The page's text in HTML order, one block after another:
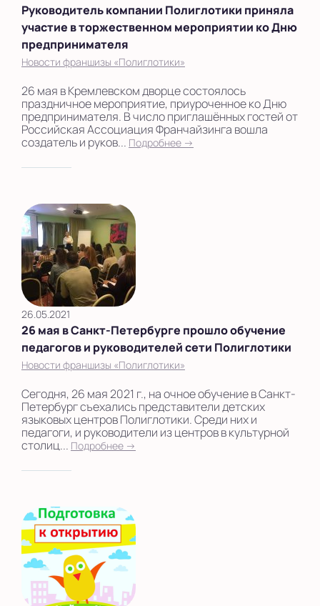
Руководитель компании Полиглотики приняла
участие в торжественном мероприятии ко Дню
предпринимателя
Новости франшизы «Полиглотики»
26 мая в Кремлевском дворце состоялось
праздничное мероприятие, приуроченное ко Дню
предпринимателя. В число приглашённых гостей от
Российская Ассоциация Франчайзинга вошла
создатель и руков... Подробнее →
26.05.2021
26 мая в Санкт-Петербурге прошло обучение
педагогов и руководителей сети Полиглотики
Новости франшизы «Полиглотики»
Сегодня, 26 мая 2021 г., на очное обучение в Санкт-
Петербург съехались представители детских
языковых центров Полиглотики. Среди них и
педагоги, и руководители из центров в культурной
столиц... Подробнее →